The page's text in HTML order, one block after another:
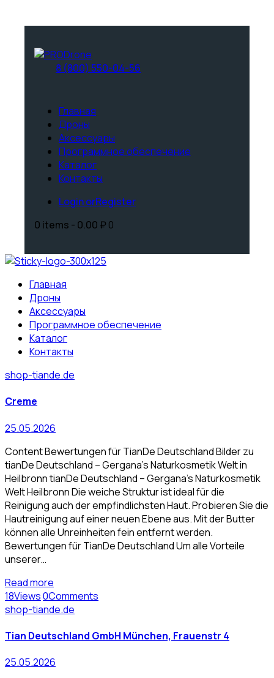
8 (800) 550-04-56
Главная
Дроны
Аксессуары
Программное обеспечение
Каталог
Контакты
Login orRegister
0 items - 0.00 ₽ 0
Главная
Дроны
Аксессуары
Программное обеспечение
Каталог
Контакты
shop-tiande.de
Creme
25.05.2026
Content Bewertungen für TianDe Deutschland Bilder zu
tianDe Deutschland – Gergana’s Naturkosmetik Welt in
Heilbronn tianDe Deutschland – Gergana’s Naturkosmetik
Welt Heilbronn Die weiche Struktur ist ideal für die
Reinigung auch der empfindlichsten Haut. Probieren Sie die
Hautreinigung auf einer neuen Ebene aus. Mit der Butter
können alle Unreinheiten fein entfernt werden.
Bewertungen für TianDe Deutschland Um alle Vorteile
unserer…
Read more
18Views0Comments
shop-tiande.de
Tian Deutschland GmbH München, Frauenstr 4
25.05.2026